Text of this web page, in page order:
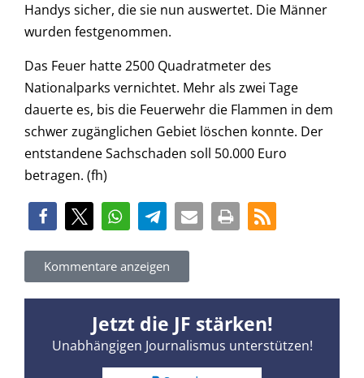
Handys sicher, die sie nun auswertet. Die Männer
wurden festgenommen.
Das Feuer hatte 2500 Quadratmeter des
Nationalparks vernichtet. Mehr als zwei Tage
dauerte es, bis die Feuerwehr die Flammen in dem
schwer zugänglichen Gebiet löschen konnte. Der
entstandene Sachschaden soll 50.000 Euro
betragen. (fh)
Kommentare anzeigen
Jetzt die JF stärken!
Unabhängigen Journalismus unterstützen!